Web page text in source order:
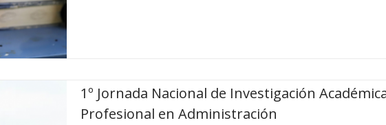
1º Jornada Nacional de Investigación
Profesional en Administración